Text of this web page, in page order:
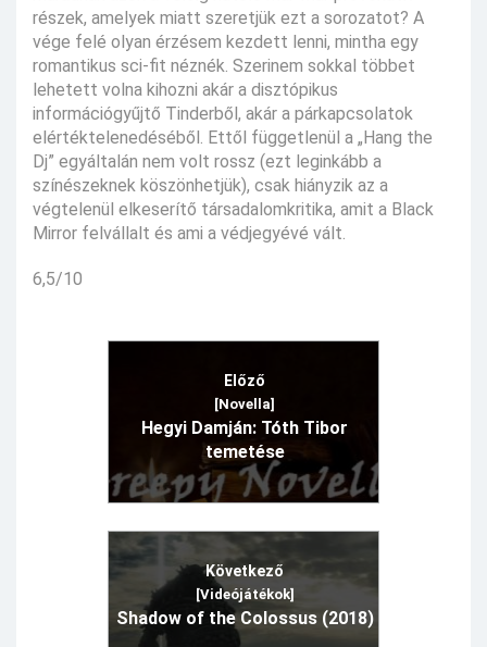
részek, amelyek miatt szeretjük ezt a sorozatot? A
vége felé olyan érzésem kezdett lenni, mintha egy
romantikus sci-fit néznék. Szerinem sokkal többet
lehetett volna kihozni akár a disztópikus
információgyűjtő Tinderből, akár a párkapcsolatok
elértéktelenedéséből. Ettől függetlenül a „Hang the
Dj” egyáltalán nem volt rossz (ezt leginkább a
színészeknek köszönhetjük), csak hiányzik az a
végtelenül elkeserítő társadalomkritika, amit a Black
Mirror felvállalt és ami a védjegyévé vált.
6,5/10
Előző
[Novella]
Hegyi Damján: Tóth Tibor
temetése
Következő
[Videójátékok]
Shadow of the Colossus (2018)